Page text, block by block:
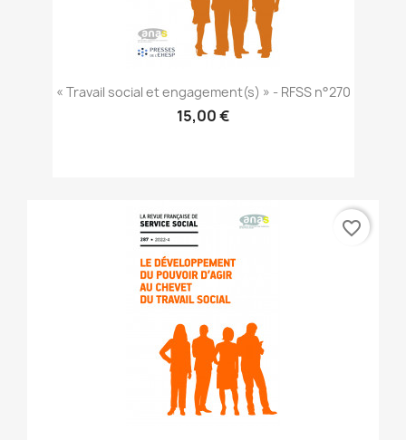
« Travail social et engagement(s) » - RFSS n°270
15,00 €
favorite_border